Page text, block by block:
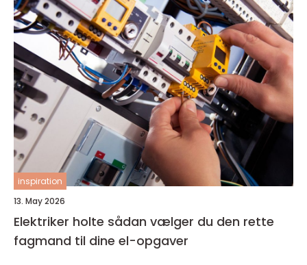
inspiration
13. May 2026
Elektriker holte sådan vælger du den rette
fagmand til dine el-opgaver